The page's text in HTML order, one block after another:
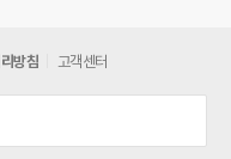
방침 고객센터